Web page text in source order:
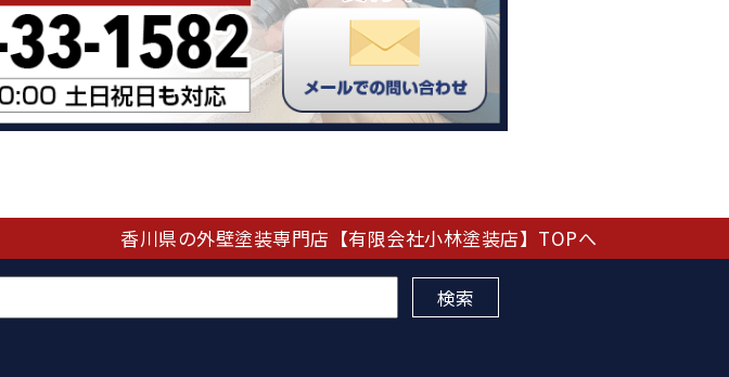
香川県の外壁塗装専門店【有限会社小林塗装店】TOPへ